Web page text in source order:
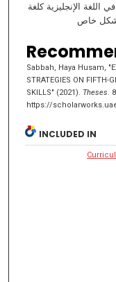
الإنجليزية كلغة
بشكل خاص
Sabbah, Haya Husam,
STRATEGIES ON FIFTH-
SKILLS" (2021). Theses .
https://
INCLUDED IN